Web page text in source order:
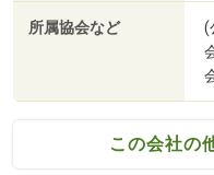
所属協会など
(
この会社の